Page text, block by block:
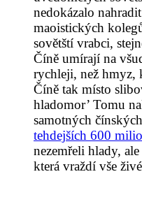
nedokázalo
maoistických
sovětští vrabci,
Číně umírají na
rychleji, než hmyz,
Číně tak místo
hladomor’ Tomu
samotných
tehdejších 600
nezemřeli hlady,
která vraždí vše